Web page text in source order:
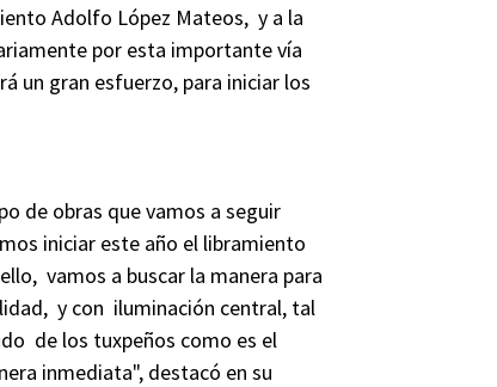
Adolfo López Mateos, y a la
por esta importante vía
un gran esfuerzo, para iniciar los
de obras que vamos a seguir
iniciar este año el libramiento
vamos a buscar la manera para
y con iluminación central, tal
de los tuxpeños como es el
inmediata", destacó en su